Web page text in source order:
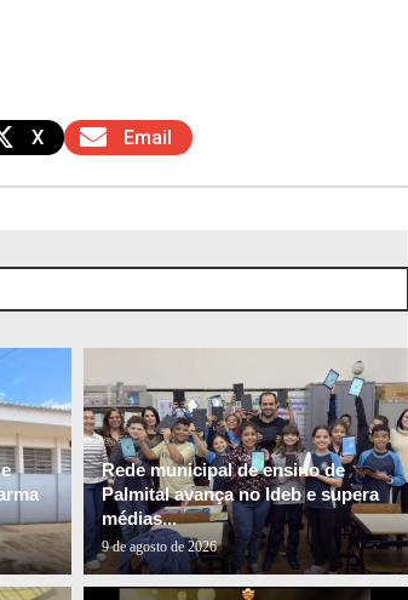
X Email
Rede municipal de ensino de
Palmital avança no Ideb e supera
médias...
9 de agosto de 2026